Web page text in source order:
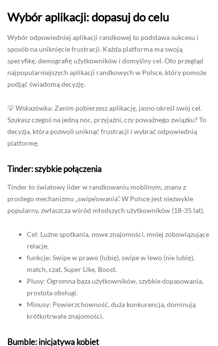
Wybór aplikacji: dopasuj do celu
Wybór odpowiedniej aplikacji randkowej to podstawa sukcesu i
sposób na uniknięcie frustracji. Każda platforma ma swoją
specyfikę, demografię użytkowników i domyślny cel. Oto przegląd
najpopularniejszych aplikacji randkowych w Polsce, który pomoże
podjąć świadomą decyzję.
💡 Wskazówka: Zanim pobierzesz aplikację, jasno określ swój cel.
Szukasz czegoś na jedną noc, przyjaźni, czy poważnego związku? To
decyzja, która pozwoli uniknąć frustracji i wybrać odpowiednią
platformę.
Tinder: szybkie połączenia
Tinder to światowy lider w randkowaniu mobilnym, znany z
prostego mechanizmu „swipe’owania”. W Polsce jest niezwykle
popularny, zwłaszcza wśród młodszych użytkowników (18-35 lat).
Cel: Luźne spotkania, nowe znajomości, mniej zobowiązujące
relacje.
funkcje: Swipe w prawo (lubię), swipe w lewo (nie lubię),
match, czat, Super Like, Boost.
Plusy: Ogromna baza użytkowników, szybkie dopasowania,
prostota obsługi.
Minusy: Powierzchowność, duża konkurencja, dominują
krótkotrwałe znajomości.
Bumble: inicjatywa kobiet